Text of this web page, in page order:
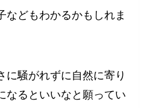
などもわかるかもしれま
に騒がれずに自然に寄り
なるといいなと願ってい